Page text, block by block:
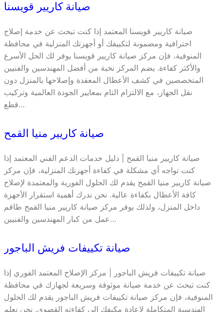
صيانة كاريير قويسنا
صيانة كاريير قويسنا المعتمد إذا كنت تبحث عن خدمة إصلاح
احترافية ومضمونة لتكييفك أو أجهزتك المنزلية في محافظة
المنوفية، فإن مركز صيانة كاريير قويسنا يوفر لك الحل الأسرع
والأكثر كفاءة. يضم المركز نخبة من أفضل المهندسين والفنيين
المتخصصين في كشف الأعطال المعقدة وإصلاحها بالمنزل دون
نقل الجهاز، مع الالتزام التام بمعايير الجودة العالمية وتركيب
قطع…
صيانة كاريير منيا القمح
صيانة كاريير منيا القمح | دليل خدمات الدعم الفني المعتمد إذا
كنت تواجه أي مشكلة في كفاءة أجهزتك المنزلية، فإن مركز
صيانة كاريير منيا القمح يقدم لك الحلول الفورية والمعتمدة لإصلاح
كافة الأعطال بكفاءة عالية. نحن ندرك أهمية استقرار الأجهزة
داخل المنزل، ولذلك يوفر مركز صيانة كاريير منيا القمح طاقم
عمل من كبار المهندسين والفنيين…
صيانة تكييفات فريش الباجور
صيانة تكييفات فريش الباجور | مركز الإصلاح المعتمد الفوري إذا
كنت تبحث عن خدمة صيانة موثوقة وسريعة لجهازك في محافظة
المنوفية، فإن مركز صيانة تكييفات فريش الباجور يقدم لك الحلول
الهندسية المتكاملة لإعادة مكيفك إلى كفاءته القصوى. نحن نعلم